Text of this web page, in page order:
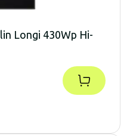
Longi 430Wp Hi-